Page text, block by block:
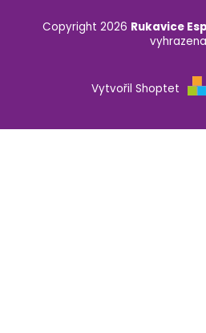
Vytvořil Shoptet
Copyright 2026 Rukavice